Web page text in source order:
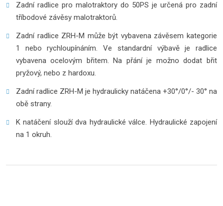
Zadní radlice pro malotraktory do 50PS je určená pro zadní
tříbodové závěsy malotraktorů.
Zadní radlice ZRH-M může být vybavena závěsem kategorie
1 nebo rychloupínáním. Ve standardní výbavě je radlice
vybavena ocelovým břitem. Na přání je možno dodat břit
pryžový, nebo z hardoxu.
Zadní radlice ZRH-M je hydraulicky natáčena +30°/0°/- 30° na
obě strany.
K natáčení slouží dva hydraulické válce. Hydraulické zapojení
na 1 okruh.